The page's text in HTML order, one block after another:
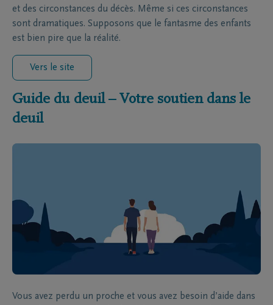
et des circonstances du décès. Même si ces circonstances
sont dramatiques. Supposons que le fantasme des enfants
est bien pire que la réalité.
Vers le site
Guide du deuil – Votre soutien dans le
deuil
Vous avez perdu un proche et vous avez besoin d’aide dans